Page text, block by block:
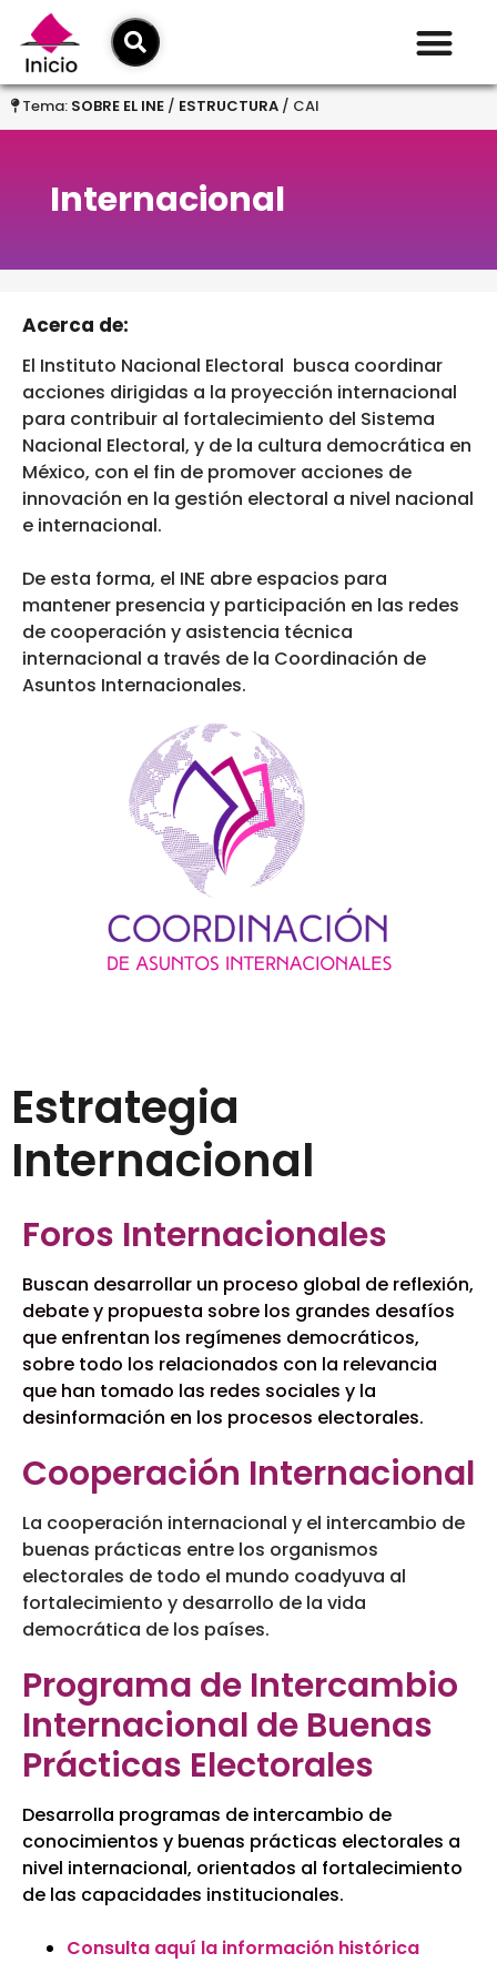
Tema: SOBRE EL INE / ESTRUCTURA / CAI
Internacional
Acerca de:
El Instituto Nacional Electoral busca coordinar
acciones dirigidas a la proyección internacional
para contribuir al fortalecimiento del Sistema
Nacional Electoral, y de la cultura democrática en
México, con el fin de promover acciones de
innovación en la gestión electoral a nivel nacional
e internacional.
De esta forma, el INE abre espacios para
mantener presencia y participación en las redes
de cooperación y asistencia técnica
internacional a través de la Coordinación de
Asuntos Internacionales.
Estrategia
Internacional
Foros Internacionales
Buscan desarrollar un proceso global de reflexión,
debate y propuesta sobre los grandes desafíos
que enfrentan los regímenes democráticos,
sobre todo los relacionados con la relevancia
que han tomado las redes sociales y la
desinformación en los procesos electorales.
Cooperación Internacional
La cooperación internacional y el intercambio de
buenas prácticas entre los organismos
electorales de todo el mundo coadyuva al
fortalecimiento y desarrollo de la vida
democrática de los países.
Programa de Intercambio
Internacional de Buenas
Prácticas Electorales
Desarrolla programas de intercambio de
conocimientos y buenas prácticas electorales a
nivel internacional, orientados al fortalecimiento
de las capacidades institucionales.
Consulta aquí la información histórica